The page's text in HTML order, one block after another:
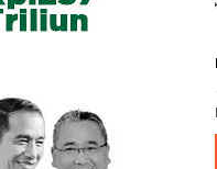
Abad ke-21, Maklumat